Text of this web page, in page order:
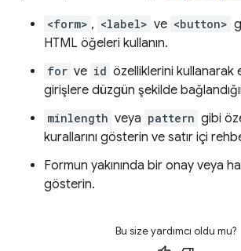
<form> , <label> ve <button>
HTML öğeleri kullanın.
for ve id özelliklerini kullanarak
girişlere düzgün şekilde
minlength veya pattern gibi
kurallarını gösterin ve satır içi
Formun yakınında bir onay veya
gösterin.
Bu size yardımcı oldu mu?